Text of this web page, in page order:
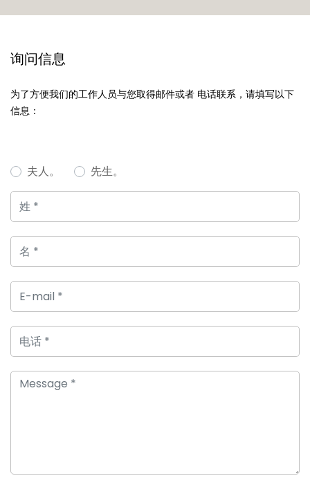
询问信息
为了方便我们的工作人员与您取得邮件或者 电话联系，请填写以下
信息：
夫人。 先生。